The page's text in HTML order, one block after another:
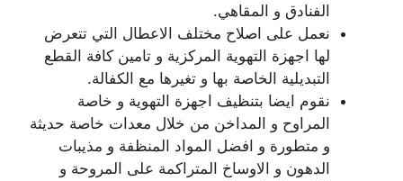
الفنادق و المقاهي.
نعمل على اصلاح مختلف الاعطال التي تتعرض
لها اجهزة التهوية المركزية و تامين كافة القطع
التبديلية الخاصة بها و تغيرها مع الكفالة.
نقوم ايضا بتنظيف اجهزة التهوية و خاصة
المراوح و المداخن من خلال معدات خاصة حديثة
و متطورة و افضل المواد المنظفة و مذيبات
الدهون و الاوساخ المتراكمة على المروحة و